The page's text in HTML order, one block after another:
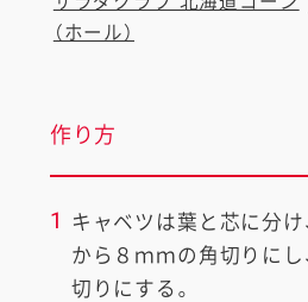
（ホール）
作り方
1
キャベツは葉と芯に分け
から８ｍｍの角切りにし
切りにする。